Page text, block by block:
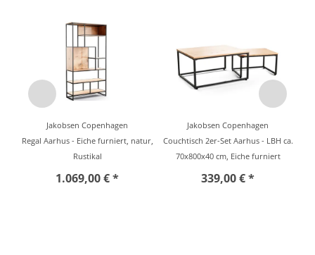
Jakobsen Copenhagen
Regal Aarhus - Eiche furniert, natur,
Rustikal
1.069,00 € *
Jakobsen Copenhagen
Couchtisch 2er-Set Aarhus - LBH ca.
70x800x40 cm, Eiche furniert
339,00 € *